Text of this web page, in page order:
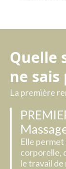
Quelle
ne sais
La première
Elle
corporelle,
le travail